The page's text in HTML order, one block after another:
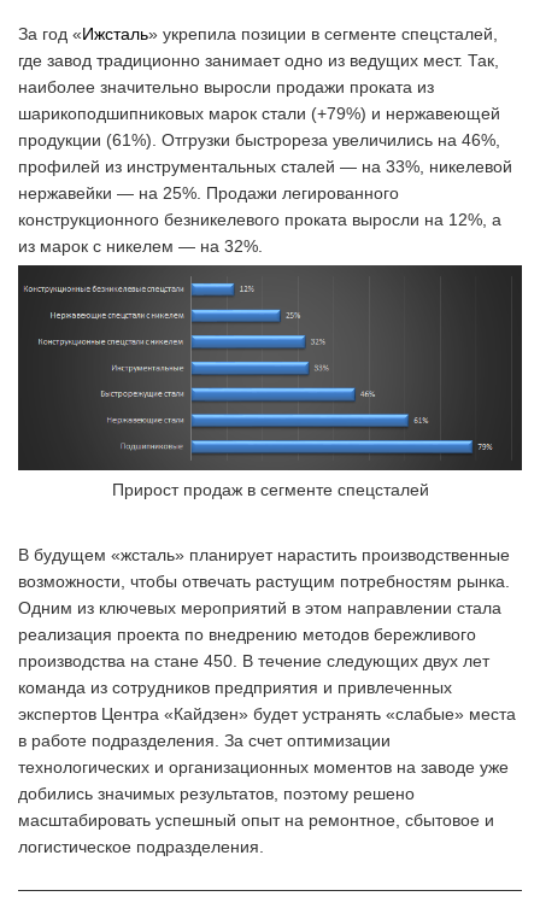
За год «Ижсталь» укрепила позиции в сегменте спецсталей,
где завод традиционно занимает одно из ведущих мест. Так,
наиболее значительно выросли продажи проката из
шарикоподшипниковых марок стали (+79%) и нержавеющей
продукции (61%). Отгрузки быстрореза увеличились на 46%,
профилей из инструментальных сталей — на 33%, никелевой
нержавейки — на 25%. Продажи легированного
конструкционного безникелевого проката выросли на 12%, а
из марок с никелем — на 32%.
Прирост продаж в сегменте спецсталей
В будущем «жсталь» планирует нарастить производственные
возможности, чтобы отвечать растущим потребностям рынка.
Одним из ключевых мероприятий в этом направлении стала
реализация проекта по внедрению методов бережливого
производства на стане 450. В течение следующих двух лет
команда из сотрудников предприятия и привлеченных
экспертов Центра «Кайдзен» будет устранять «слабые» места
в работе подразделения. За счет оптимизации
технологических и организационных моментов на заводе уже
добились значимых результатов, поэтому решено
масштабировать успешный опыт на ремонтное, сбытовое и
логистическое подразделения.